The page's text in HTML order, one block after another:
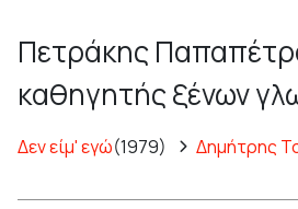
Πετράκης
καθηγητής ξένων
Δεν είμ' εγώ(1979) Δημήτρης